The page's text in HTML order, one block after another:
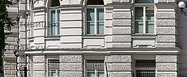
Катовицах
Гданску